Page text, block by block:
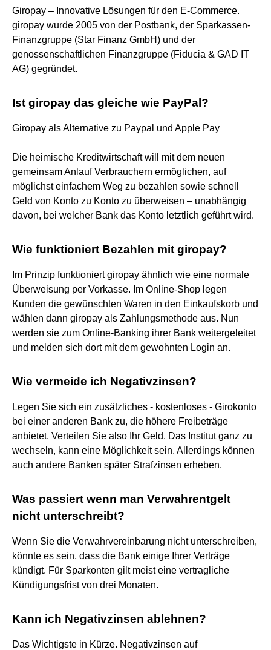
Giropay – Innovative Lösungen für den E-Commerce.
giropay wurde 2005 von der Postbank, der Sparkassen-
Finanzgruppe (Star Finanz GmbH) und der
genossenschaftlichen Finanzgruppe (Fiducia & GAD IT
AG) gegründet.
Ist giropay das gleiche wie PayPal?
Giropay als Alternative zu Paypal und Apple Pay
Die heimische Kreditwirtschaft will mit dem neuen
gemeinsam Anlauf Verbrauchern ermöglichen, auf
möglichst einfachem Weg zu bezahlen sowie schnell
Geld von Konto zu Konto zu überweisen – unabhängig
davon, bei welcher Bank das Konto letztlich geführt wird.
Wie funktioniert Bezahlen mit giropay?
Im Prinzip funktioniert giropay ähnlich wie eine normale
Überweisung per Vorkasse. Im Online-Shop legen
Kunden die gewünschten Waren in den Einkaufskorb und
wählen dann giropay als Zahlungsmethode aus. Nun
werden sie zum Online-Banking ihrer Bank weitergeleitet
und melden sich dort mit dem gewohnten Login an.
Wie vermeide ich Negativzinsen?
Legen Sie sich ein zusätzliches - kostenloses - Girokonto
bei einer anderen Bank zu, die höhere Freibeträge
anbietet. Verteilen Sie also Ihr Geld. Das Institut ganz zu
wechseln, kann eine Möglichkeit sein. Allerdings können
auch andere Banken später Strafzinsen erheben.
Was passiert wenn man Verwahrentgelt
nicht unterschreibt?
Wenn Sie die Verwahrvereinbarung nicht unterschreiben,
könnte es sein, dass die Bank einige Ihrer Verträge
kündigt. Für Sparkonten gilt meist eine vertragliche
Kündigungsfrist von drei Monaten.
Kann ich Negativzinsen ablehnen?
Das Wichtigste in Kürze. Negativzinsen auf